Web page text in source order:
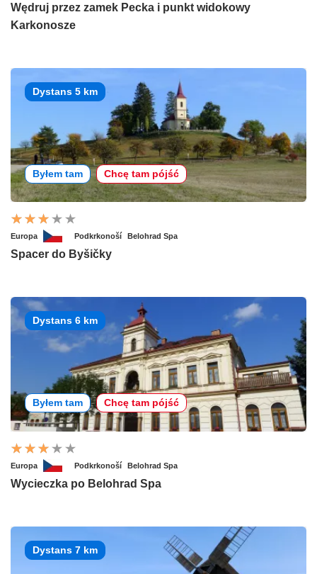
Wędruj przez zamek Pecka i punkt widokowy
Karkonosze
Dystans 5 km
Byłem tam Chcę tam pójść
Europa Podkrkonoší Belohrad Spa
Spacer do Byšičky
Dystans 6 km
Byłem tam Chcę tam pójść
Europa Podkrkonoší Belohrad Spa
Wycieczka po Belohrad Spa
Dystans 7 km